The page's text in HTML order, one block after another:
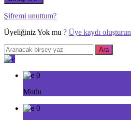
Şifremi unuttum?
Üyeliğiniz Yok mu ? Üye kaydı oluşturun
0
Mutlu
0